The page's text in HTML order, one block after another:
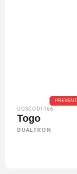
UGSCO01166
Togo
DUALTRON